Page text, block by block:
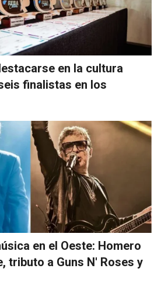
en la cultura
finalistas en los
en el Oeste: Homero
tributo a Guns N' Roses y